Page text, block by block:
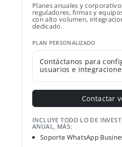
Planes anuales y
reguladores, firmas y
con alto volumen,
dedicado.
PLAN PERSONALIZADO
Contáctanos para
usuarios e
Contactar
INCLUYE TODO LO DE
ANUAL, MÁS:
Soporte WhatsApp